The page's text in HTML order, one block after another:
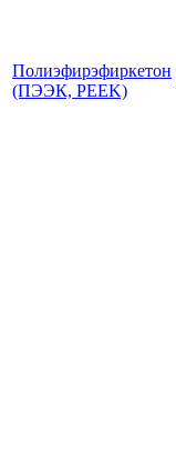
Полиэфирэфиркетон
(ПЭЭК, PEEK)